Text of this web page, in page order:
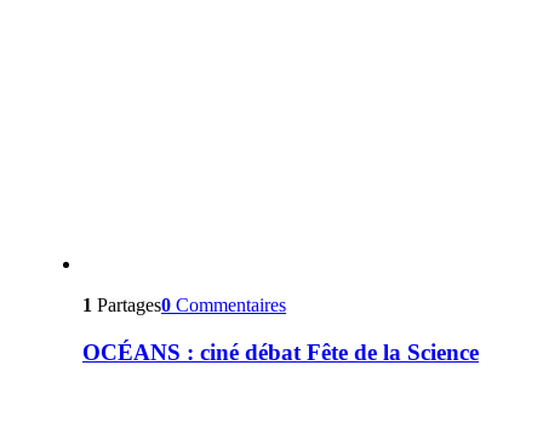
1 Partages0 Commentaires
OCÉANS : ciné débat Fête de la Science